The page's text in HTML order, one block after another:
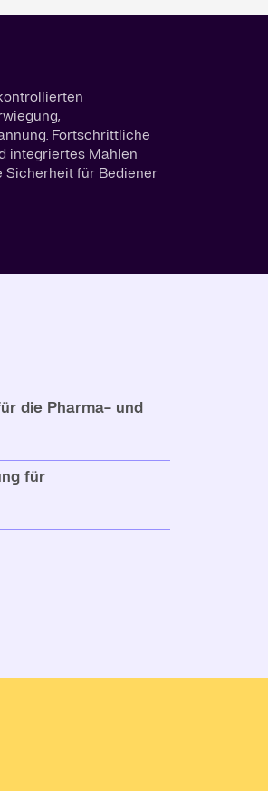
Fortschrittliche
integriertes Mahlen
Sicherheit für Bediener
die Pharma- und
für